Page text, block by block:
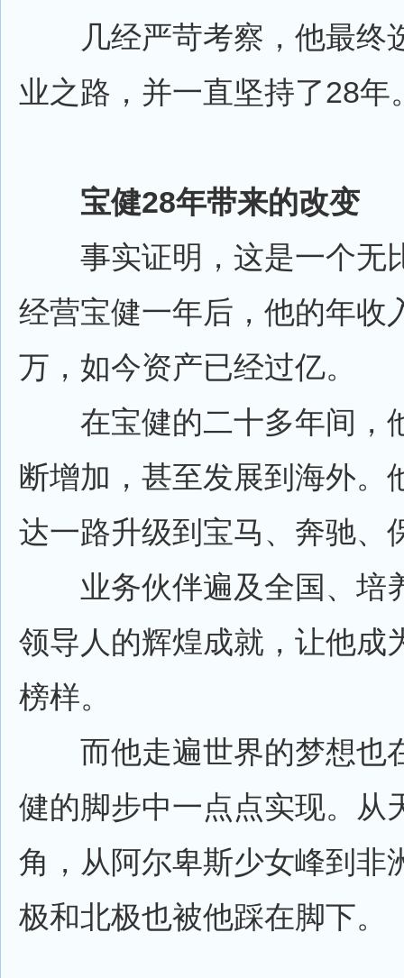
几经严苛考察，他最终
业之路，并一直坚持了28年
宝健28年带来的改变
事实证明，这是一个无
经营宝健一年后，他的年收
万，如今资产已经过亿。
在宝健的二十多年间，
断增加，甚至发展到海外。
达一路升级到宝马、奔驰
业务伙伴遍及全国、培
领导人的辉煌成就，让他成
榜样。
而他走遍世界的梦想也
健的脚步中一点点实现。从
角，从阿尔卑斯少女峰到非
极和北极也被他踩在脚下。